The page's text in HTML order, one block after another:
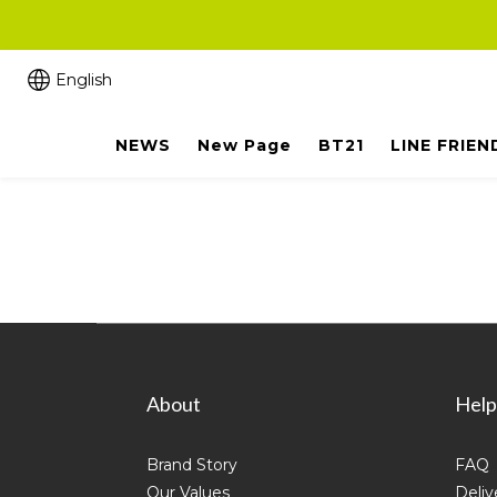
English
NEWS New Page BT21 LINE
About
Brand Story
Our Values
Help
FAQ